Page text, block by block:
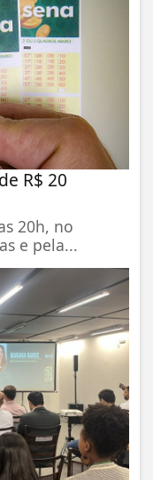
R$ 20
20h, no
e pela...